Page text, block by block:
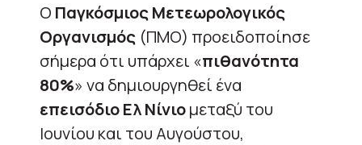
Ο Παγκόσμιος Μετεωρολογικός
Οργανισμός (ΠΜΟ) προειδοποίησε
σήμερα ότι υπάρχει «πιθανότητα
80%» να δημιουργηθεί ένα
επεισόδιο Ελ Νίνιομεταξύ του
Ιουνίου και του Αυγούστου,